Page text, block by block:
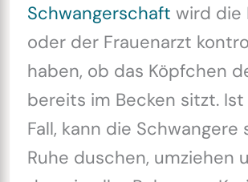
Schwangerschaft wird die
oder der Frauenarzt
haben, ob das Köpfchen
bereits im Becken sitzt.
Fall, kann die Schwangere
Ruhe duschen, umziehen